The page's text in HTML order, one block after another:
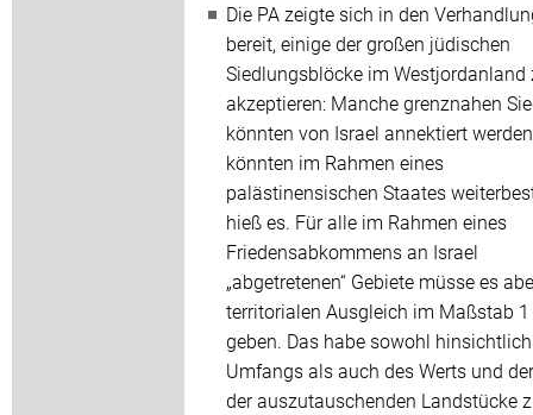
Die PA zeigte sich in den
bereit, einige der großen jüdischen
Siedlungsblöcke im Westjordanland
akzeptieren: Manche grenznahen
könnten von Israel annektiert
könnten im Rahmen eines
palästinensischen Staates
hieß es. Für alle im Rahmen eines
Friedensabkommens an Israel
„abgetretenen“ Gebiete müsse es
territorialen Ausgleich im Maßstab
geben. Das habe sowohl
Umfangs als auch des Werts und
der auszutauschenden Landstücke